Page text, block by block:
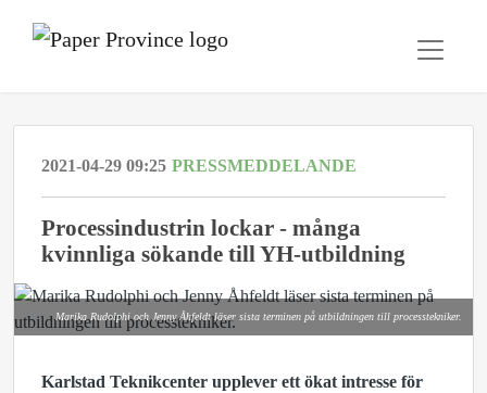
2021-04-29 09:25 PRESSMEDDELANDE
Processindustrin lockar - många
kvinnliga sökande till YH-utbildning
Marika Rudolphi och Jenny Åhfeldt läser sista terminen på utbildningen till processtekniker.
Karlstad Teknikcenter upplever ett ökat intresse för